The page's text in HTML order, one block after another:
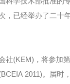
，已经举办了二十
社(KEM)，将参加
2011)。届时